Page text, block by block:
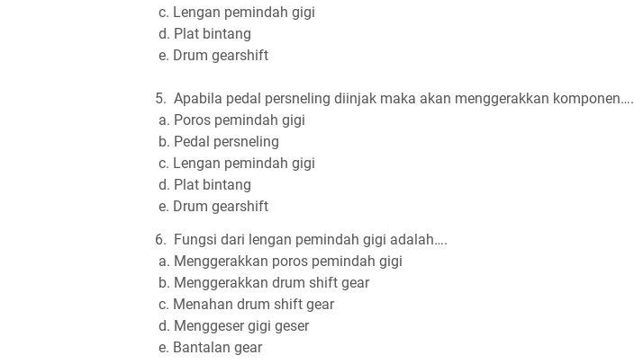
c. Lengan pemindah gigi
d. Plat bintang
e. Drum gearshift
5. Apabila pedal persneling diinjak maka akan menggerakkan komponen….
a. Poros pemindah gigi
b. Pedal persneling
c. Lengan pemindah gigi
d. Plat bintang
e. Drum gearshift
6. Fungsi dari lengan pemindah gigi adalah….
a. Menggerakkan poros pemindah gigi
b. Menggerakkan drum shift gear
c. Menahan drum shift gear
d. Menggeser gigi geser
e. Bantalan gear